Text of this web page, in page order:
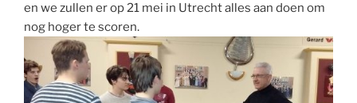
en we zullen er op 21 mei in Utrecht alles aan doen om
nog hoger te scoren.